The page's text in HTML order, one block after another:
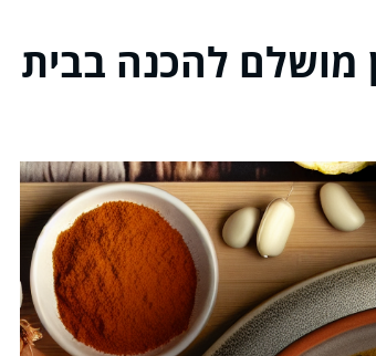
מושלם להכנה בבית